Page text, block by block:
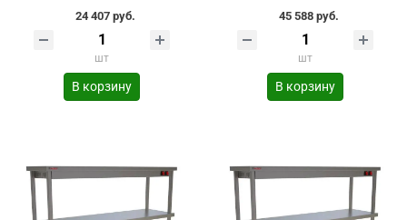
24 407 руб.
шт
В корзину
45 588 руб.
шт
В корзину